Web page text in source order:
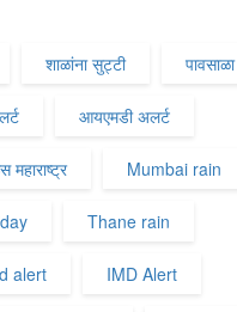
शाळांना सुट्टी पावसाळा
आयएमडी अलर्ट
Mumbai rain
Thane rain
alert IMD Alert